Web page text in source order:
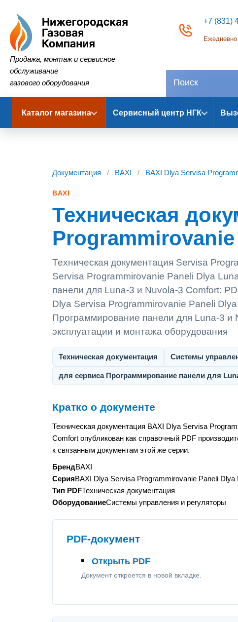
Нижегородская Газовая Компания
Продажа, монтаж и сервисное
обслуживание
газового оборудования
+7 (831)
Каталог магазина Сервисный центр НГК
Документация / BAXI / BAXI Dlya Servisa
BAXI
Техническая
Техническая документация Servisa
Servisa Programmirovanie Paneli Dlya
панели для Luna-3 и Nuvola-3 Comfort:
Dlya Servisa Programmirovanie Paneli
Программирование панели для Luna-3 и
эксплуатации и монтажа оборудования
Техническая документация Системы
для сервиса Программирование панели для
Кратко о документе
Техническая документация BAXI Dlya Servisa
Comfort опубликован как справочный PDF
к связанным документам этой же серии.
БрендBAXI
СерияBAXI Dlya Servisa Programmirovanie Paneli Dlya
Тип PDFТехническая документация
ОборудованиеСистемы управления и регуляторы
PDF-документ
Открыть PDF
Документ откроется в новой вкладке.